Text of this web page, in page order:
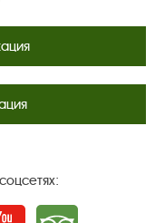
Трипадвизор